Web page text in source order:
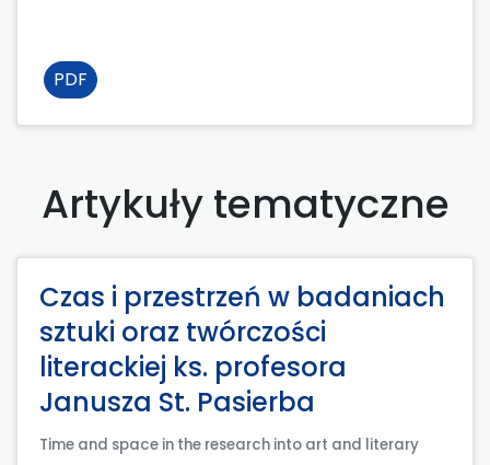
PDF
Artykuły tematyczne
Czas i przestrzeń w badaniach
sztuki oraz twórczości
literackiej ks. profesora
Janusza St. Pasierba
Time and space in the research into art and literary